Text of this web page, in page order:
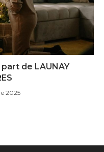
de LAUNAY
2025